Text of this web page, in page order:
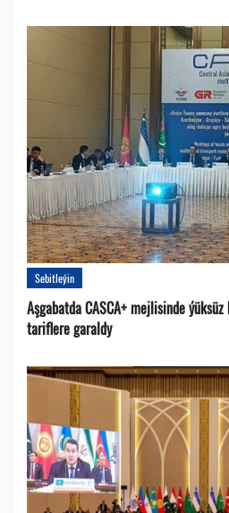
Sebitleýin
Aşgabatda CASCA+ mejlisinde
tariflere garaldy